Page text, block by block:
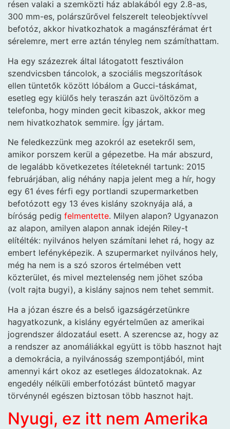
résen valaki a szemközti ház ablakából egy 2.8-as,
300 mm-es, polárszűrővel felszerelt teleobjektívvel
befotóz, akkor hivatkozhatok a magánszférámat ért
sérelemre, mert erre aztán tényleg nem számíthattam.
Ha egy százezrek által látogatott fesztiválon
szendvicsben táncolok, a szociális megszorítások
ellen tüntetők között lóbálom a Gucci-táskámat,
esetleg egy kiülős hely teraszán azt üvöltözöm a
telefonba, hogy minden gecit kibaszok, akkor meg
nem hivatkozhatok semmire. Így jártam.
Ne feledkezzünk meg azokról az esetekről sem,
amikor porszem kerül a gépezetbe. Ha már abszurd,
de legalább következetes ítéleteknél tartunk: 2015
februárjában, alig néhány napja jelent meg a hír, hogy
egy 61 éves férfi egy portlandi szupermarketben
befotózott egy 13 éves kislány szoknyája alá, a
bíróság pedig felmentette. Milyen alapon? Ugyanazon
az alapon, amilyen alapon annak idején Riley-t
elítélték: nyilvános helyen számítani lehet rá, hogy az
embert lefényképezik. A szupermarket nyilvános hely,
még ha nem is a szó szoros értelmében vett
közterület, és mivel meztelenség nem jöhet szóba
(volt rajta bugyi), a kislány sajnos nem tehet semmit.
Ha a józan észre és a belső igazságérzetünkre
hagyatkozunk, a kislány egyértelműen az amerikai
jogrendszer áldozatául esett. A szerencse az, hogy az
a rendszer az anomáliákkal együtt is több hasznot hajt
a demokrácia, a nyilvánosság szempontjából, mint
amennyi kárt okoz az esetleges áldozatoknak. Az
engedély nélküli emberfotózást büntető magyar
törvénynél egészen biztosan több hasznot hajt.
Nyugi, ez itt nem Amerika